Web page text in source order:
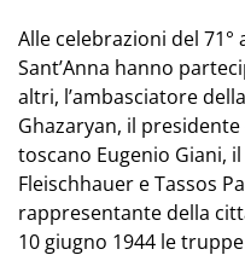
Alle celebrazioni del
Sant’Anna hanno
altri, l’ambasciatore
Ghazaryan, il
toscano Eugenio Giani,
Fleischhauer e Tassos
rappresentante della
10 giugno 1944 le